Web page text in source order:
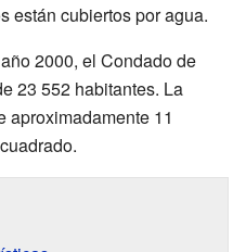
están cubiertos por agua.
2000, el Condado de
23 552 habitantes. La
aproximadamente 11